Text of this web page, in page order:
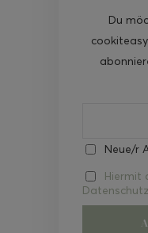
Du
Neue/r
Hiermit